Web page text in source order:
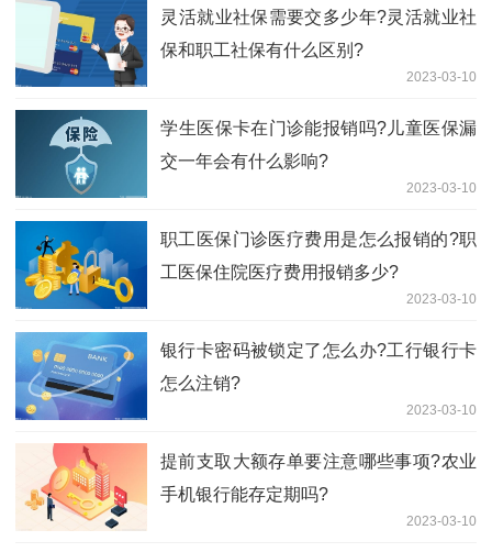
​灵活就业社保需要交多少年?灵活就业社
保和职工社保有什么区别?
2023-03-10
​学生医保卡在门诊能报销吗?儿童医保漏
交一年会有什么影响?
2023-03-10
职工医保门诊医疗费用是怎么报销的?职
工医保住院医疗费用报销多少?
2023-03-10
银行卡密码被锁定了怎么办?工行银行卡
怎么注销?
2023-03-10
提前支取大额存单要注意哪些事项?农业
手机银行能存定期吗?
2023-03-10